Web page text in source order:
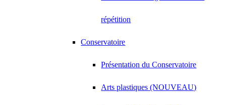
répétition
Conservatoire
Présentation du Conservatoire
Arts plastiques (NOUVEAU)